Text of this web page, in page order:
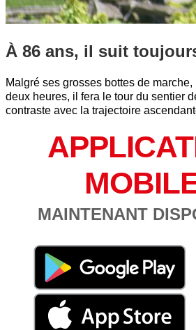
À 86 ans, il suit
Malgré ses grosses bottes de
deux heures, il fera le tour du sentier
contraste avec la trajectoire
MAINTENANT